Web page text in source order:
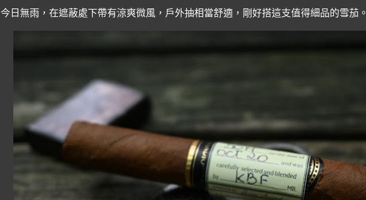
今日無雨，在遮蔽處下帶有涼爽微風，戶外抽相當舒適，剛好搭這支值得細品的雪茄。